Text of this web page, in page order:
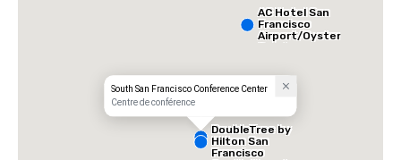
South San Francisco Conference Center
Centre de conférence
DoubleTree by
Hilton San
Francisco
AC Hotel San
Francisco
Airport/Oyster
Point